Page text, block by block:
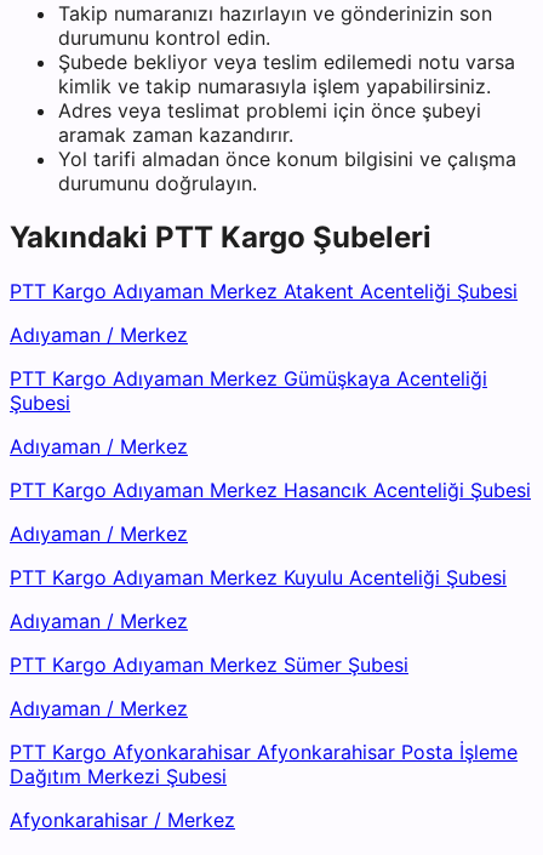
Takip numaranızı hazırlayın ve gönderinizin son
durumunu kontrol edin.
Şubede bekliyor veya teslim edilemedi notu varsa
kimlik ve takip numarasıyla işlem yapabilirsiniz.
Adres veya teslimat problemi için önce şubeyi
aramak zaman kazandırır.
Yol tarifi almadan önce konum bilgisini ve çalışma
durumunu doğrulayın.
Yakındaki PTT Kargo Şubeleri
PTT Kargo Adıyaman Merkez Atakent Acenteliği Şubesi
Adıyaman / Merkez
PTT Kargo Adıyaman Merkez Gümüşkaya Acenteliği
Şubesi
Adıyaman / Merkez
PTT Kargo Adıyaman Merkez Hasancık Acenteliği Şubesi
Adıyaman / Merkez
PTT Kargo Adıyaman Merkez Kuyulu Acenteliği Şubesi
Adıyaman / Merkez
PTT Kargo Adıyaman Merkez Sümer Şubesi
Adıyaman / Merkez
PTT Kargo Afyonkarahisar Afyonkarahisar Posta İşleme
Dağıtım Merkezi Şubesi
Afyonkarahisar / Merkez